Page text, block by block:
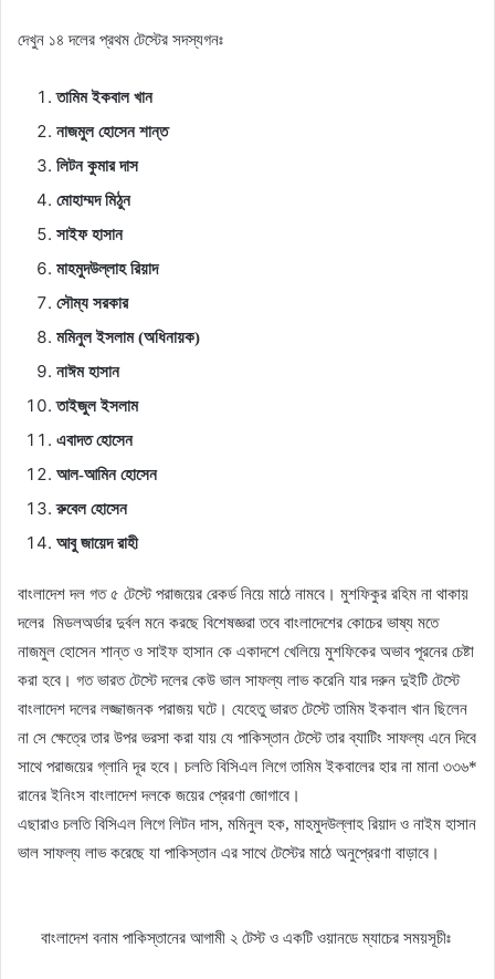
দেখুন ১৪ দলের প্রথম টেস্টের সদস্যগনঃ
তামিম ইকবাল খান
নাজমুল হোসেন শান্ত
লিটন কুমার দাস
মোহাম্মদ মিঠুন
সাইফ হাসান
মাহমুদউল্লাহ রিয়াদ
সৌম্য সরকার
মমিনুল ইসলাম(অধিনায়ক)
নাঈম হাসান
তাইজুল ইসলাম
এবাদত হোসেন
আল-আমিন হোসেন
রুবেল হোসেন
আবু জায়েদ রাহী
বাংলাদেশ দল গত ৫ টেস্টে পরাজয়ের রেকর্ড নিয়ে মাঠে নামবে। মুশফিকুর রহিম না থাকায়
দলের মিডলঅর্ডার দুর্বল মনে করছে বিশেষজ্ঞরা তবে বাংলাদেশের কোচের ভাষ্য মতে
নাজমুল হোসেন শান্ত ও সাইফ হাসান কে একাদশে খেলিয়ে মুশফিকের অভাব পূরনের চেষ্টা
করা হবে। গত ভারত টেস্টে দলের কেউ ভাল সাফল্য লাভ করেনি যার দরুন দুইটি টেস্টে
বাংলাদেশ দলের লজ্জাজনক পরাজয় ঘটে। যেহেতু ভারত টেস্টে তামিম ইকবাল খান ছিলেন
না সে ক্ষেত্রে তার উপর ভরসা করা যায় যে পাকিস্তান টেস্টে তার ব্যাটিং সাফল্য এনে দিবে
সাথে পরাজয়ের গ্লানি দূর হবে। চলতি বিসিএল লিগে তামিম ইকবালের হার না মানা ৩৩৬*
রানের ইনিংস বাংলাদেশ দলকে জয়ের প্রেরণা জোগাবে।
এছারাও চলতি বিসিএল লিগে লিটন দাস, মমিনুল হক, মাহমুদউল্লাহ রিয়াদ ও নাইম হাসান
ভাল সাফল্য লাভ করেছে যা পাকিস্তান এর সাথে টেস্টের মাঠে অনুপ্রেরণা বাড়াবে।
বাংলাদেশ বনাম পাকিস্তানের আগামী ২ টেস্ট ও একটি ওয়ানডে ম্যাচের সময়সূচীঃ